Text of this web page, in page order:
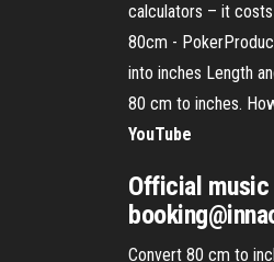
calculators – it costs
80cm -
into inches Length
80 cm to inches.
YouTube
Official music
Convert 80 cm to